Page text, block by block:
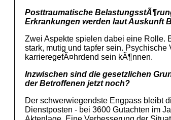
Posttraumatische
Erkrankungen werden laut Auskunft
Zwei Aspekte spielen dabei eine Rolle.
stark, mutig und tapfer sein.
karrieregefÃ¤hrdend sein kÃ¶nnen.
Inzwischen sind die gesetzlichen
der Betroffenen jetzt noch?
Der schwerwiegendste Engpass bleibt
Dienstposten - bei 3600 Gutachten im